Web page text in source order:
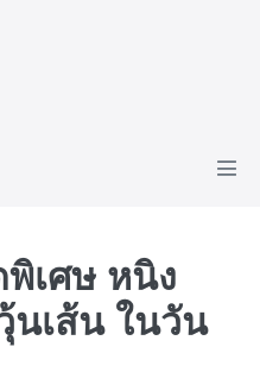
เศษ หนิง
เส้น ในวัน